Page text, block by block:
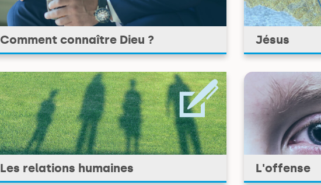
Comment connaître Dieu ? Jésus
Les relations humaines L'offense